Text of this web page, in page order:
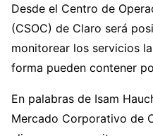
Desde el Centro de
(CSOC) de Claro será
monitorear los servicios
forma pueden contener
En palabras de Isam
Mercado Corporativo de